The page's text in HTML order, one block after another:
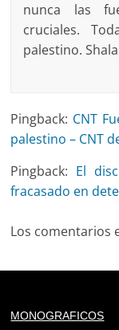
nunca las
cruciales.
palestino.
Pingback: CNT
palestino – CNT
Pingback: El
fracasado en
Los comentarios
MONOGRAFICOS
of type string is